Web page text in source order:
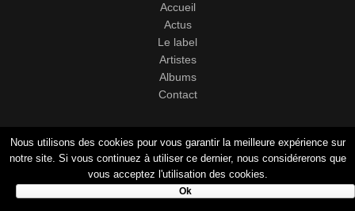
Accueil
Actus
Le label
Artistes
Albums
Contact
LIENS
Mon compte
CGV
Mentions légales
Nous utilisons des cookies pour vous garantir la meilleure expérience sur
notre site. Si vous continuez à utiliser ce dernier, nous considérerons que
vous acceptez l'utilisation des cookies.
Ok